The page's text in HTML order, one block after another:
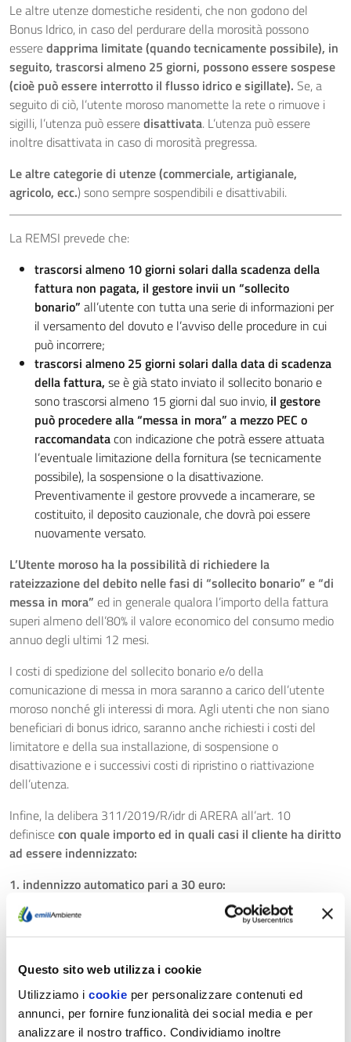
Questo sito web utilizza i cookie
Utilizziamo i cookie per personalizzare contenuti ed
annunci, per fornire funzionalità dei social media e per
analizzare il nostro traffico. Condividiamo inoltre
Le altre utenze domestiche residenti, che non godono del
Bonus Idrico, in caso del perdurare della morosità possono
esseredapprima limitate (quando tecnicamente possibile), in
seguito, trascorsi almeno 25 giorni, possono essere sospese
(cioè può essere interrotto il flusso idrico e sigillate). Se, a
seguito di ciò, l’utente moroso manomette la rete o rimuove i
sigilli, l’utenza può esseredisattivata. L’utenza può essere
inoltre disattivata in caso di morosità pregressa.
Le altre categorie di utenze (commerciale, artigianale,
agricolo, ecc.) sono sempre sospendibili e disattivabili.
La REMSI prevede che:
trascorsi almeno 10 giorni solari dalla scadenza della
fattura non pagata, il gestore invii un “sollecito
bonario” all’utente con tutta una serie di informazioni per
il versamento del dovuto e l’avviso delle procedure in cui
può incorrere;
trascorsi almeno 25 giorni solari dalla data di scadenza
della fattura, se è già stato inviato il sollecito bonario e
sono trascorsi almeno 15 giorni dal suo invio, il gestore
può procedere alla “messa in mora” a mezzo PEC o
raccomandatacon indicazione che potrà essere attuata
l’eventuale limitazione della fornitura (se tecnicamente
possibile), la sospensione o la disattivazione.
Preventivamente il gestore provvede a incamerare, se
costituito, il deposito cauzionale, che dovrà poi essere
nuovamente versato.
L’Utente moroso ha la possibilità di richiedere la
rateizzazione del debito nelle fasi di “sollecito bonario” e “di
messa in mora” ed in generale qualora l’importo della fattura
superi almeno dell’80% il valore economico del consumo medio
annuo degli ultimi 12 mesi.
I costi di spedizione del sollecito bonario e/o della
comunicazione di messa in mora saranno a carico dell’utente
moroso nonché gli interessi di mora. Agli utenti che non siano
beneficiari di bonus idrico, saranno anche richiesti i costi del
limitatore e della sua installazione, di sospensione o
disattivazione e i successivi costi di ripristino o riattivazione
dell’utenza.
Infine, la delibera 311/2019/R/idr di ARERA all’art. 10
definiscecon quale importo ed in quali casi il cliente ha diritto
ad essere indennizzato:
1. indennizzo automatico pari a 30 euro:
a) in tutti i casi in cui la fornitura sia stata sospesa, ovvero
b) in tutti i casi in cui in relazione ad un utente finale
domestico residente il gestore abbia proceduto con la
disattivazione della fornitura per morosità (ad eccezione dei
casi di manomissione dei sigilli o di mancato pagamento di